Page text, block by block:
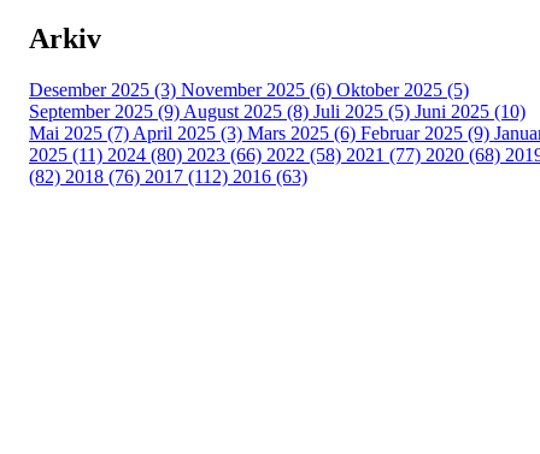
Arkiv
Desember 2025 (3) November 2025 (6) Oktober 2025 (5)
September 2025 (9) August 2025 (8) Juli 2025 (5) Juni 2025 (10)
Mai 2025 (7) April 2025 (3) Mars 2025 (6) Februar 2025 (9)
2025 (11) 2024 (80) 2023 (66) 2022 (58) 2021 (77) 2020 (68)
(82) 2018 (76) 2017 (112) 2016 (63)